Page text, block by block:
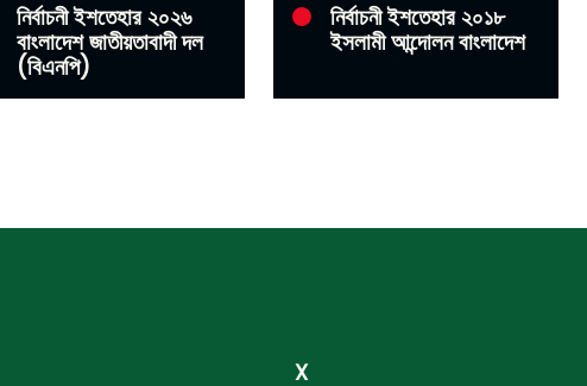
নির্বাচনী ইশতেহার ২০২৬
বাংলাদেশ জাতীয়তাবাদী দল
(বিএনপি)
নির্বাচনী ইশতেহার ২০১৮
ইসলামী আন্দোলন বাংলাদেশ
X